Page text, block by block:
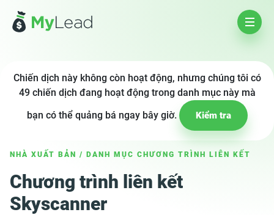
Chiến dịch này không còn hoạt động, nhưng chúng tôi có
49 chiến dịch đang hoạt động trong danh mục này mà
bạn có thể quảng bá ngay bây giờ.
Kiểm tra
NHÀ XUẤT BẢN / DANH MỤC CHƯƠNG TRÌNH LIÊN KẾT
Chương trình liên kết
Skyscanner